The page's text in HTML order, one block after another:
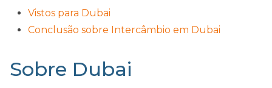
Vistos para Dubai
Conclusão sobre Intercâmbio em Dubai
Sobre Dubai